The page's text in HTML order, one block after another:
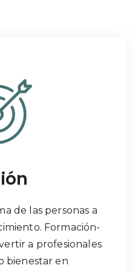
de las personas a
Formación-
a profesionales
bienestar en